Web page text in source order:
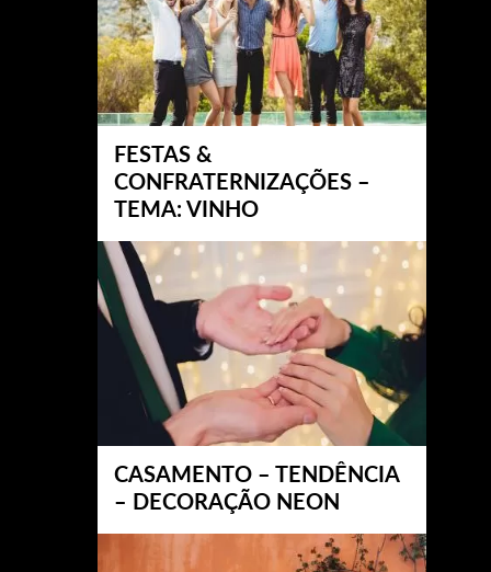
FESTAS &
CONFRATERNIZAÇÕES –
TEMA: VINHO
CASAMENTO – TENDÊNCIA
– DECORAÇÃO NEON